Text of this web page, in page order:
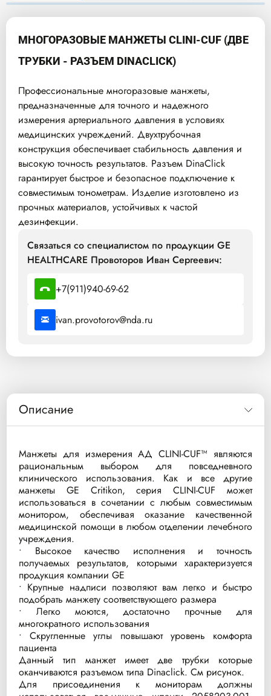
МНОГОРАЗОВЫЕ МАНЖЕТЫ CLINI-CUF (ДВЕ
ТРУБКИ - РАЗЪЕМ DINACLICK)
Профессиональные многоразовые манжеты,
предназначенные для точного и надежного
измерения артериального давления в условиях
медицинских учреждений. Двухтрубочная
конструкция обеспечивает стабильность давления и
высокую точность результатов. Разъем DinaClick
гарантирует быстрое и безопасное подключение к
совместимым тонометрам. Изделие изготовлено из
прочных материалов, устойчивых к частой
дезинфекции.
Связаться со специалистом по продукции GE
HEALTHCARE Провоторов Иван Сергеевич:
+7(911)940-69-62
ivan.provotorov@nda.ru
Описание
Манжеты для измерения АД CLINI-CUF™ являются
рациональным выбором для повседневного
клинического использования. Как и все другие
манжеты GE Critikon, серия CLINI-CUF может
использоваться в сочетании с любым совместимым
монитором, обеспечивая оказание качественной
медицинской помощи в любом отделении лечебного
учреждения.
• Высокое качество исполнения и точность
получаемых результатов, которыми характеризуется
продукция компании GE
• Крупные надписи позволяют вам легко и быстро
подобрать манжету соответствующего размера
• Легко моются, достаточно прочные для
многократного использования
• Скругленные углы повышают уровень комфорта
пациента
Данный тип манжет имеет две трубки которые
оканчиваются разъемом типа Dinaclick. См рисунок.
Для присоединения к мониторам должны